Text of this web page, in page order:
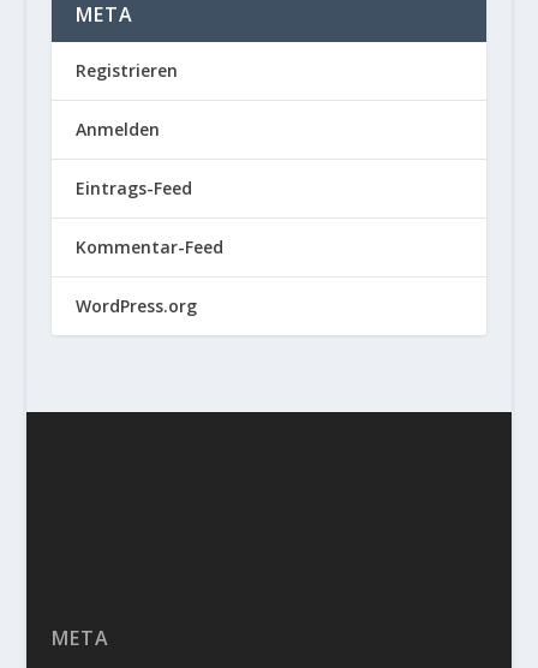
META
Registrieren
Anmelden
Eintrags-Feed
Kommentar-Feed
WordPress.org
META